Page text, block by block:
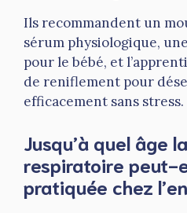
Ils recommandent un
sérum physiologique,
pour le bébé, et
de reniflement pour
efficacement sans stress.
Jusqu’à quel âge
respiratoire peut-
pratiquée chez